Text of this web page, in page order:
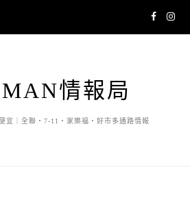
情報局
宜｜全聯・7-11・家樂福・好市多通路情報